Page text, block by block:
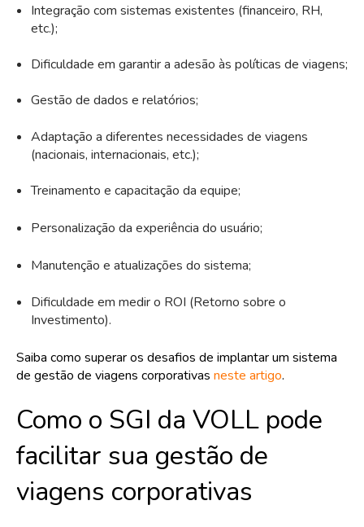
Integração com sistemas existentes (financeiro, RH,
etc.);
Dificuldade em garantir a adesão às políticas de viagens;
Gestão de dados e relatórios;
Adaptação a diferentes necessidades de viagens
(nacionais, internacionais, etc.);
Treinamento e capacitação da equipe;
Personalização da experiência do usuário;
Manutenção e atualizações do sistema;
Dificuldade em medir o ROI (Retorno sobre o
Investimento).
Saiba como superar os desafios de implantar um sistema
de gestão de viagens corporativas neste artigo.
Como o SGI da VOLL pode
facilitar sua gestão de
viagens corporativas